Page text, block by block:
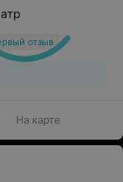
отзыв
На карте